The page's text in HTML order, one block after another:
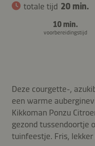
totale tijd 20 min.
10 min.
voorbereidingstijd
Deze courgette-,
een warme
Kikkoman Ponzu
gezond tussendoortje
tuinfeestje. Fris, lekker